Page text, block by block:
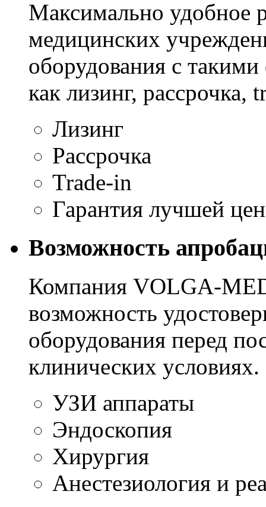
Максимально удобное
медицинских
оборудования с
как лизинг, рассрочка,
Лизинг
Рассрочка
Trade-in
Гарантия лучшей
Возможность
Компания VOLGA-
возможность
оборудования перед
клинических условиях.
УЗИ аппараты
Эндоскопия
Хирургия
Анестезиология и